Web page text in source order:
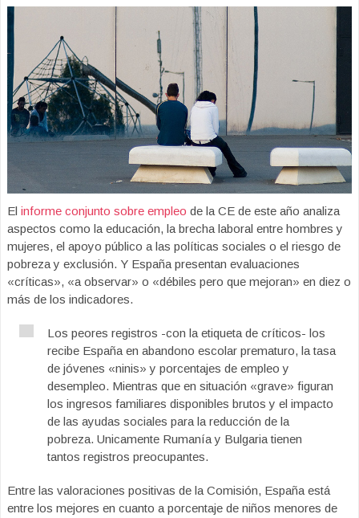
El informe conjunto sobre empleo de la CE de este año analiza
aspectos como la educación, la brecha laboral entre hombres y
mujeres, el apoyo público a las políticas sociales o el riesgo de
pobreza y exclusión. Y España presentan evaluaciones
«críticas», «a observar» o «débiles pero que mejoran» en diez o
más de los indicadores.
Los peores registros -con la etiqueta de críticos- los
recibe España en abandono escolar prematuro, la tasa
de jóvenes «ninis» y porcentajes de empleo y
desempleo. Mientras que en situación «grave» figuran
los ingresos familiares disponibles brutos y el impacto
de las ayudas sociales para la reducción de la
pobreza. Unicamente Rumanía y Bulgaria tienen
tantos registros preocupantes.
Entre las valoraciones positivas de la Comisión, España está
entre los mejores en cuanto a porcentaje de niños menores de